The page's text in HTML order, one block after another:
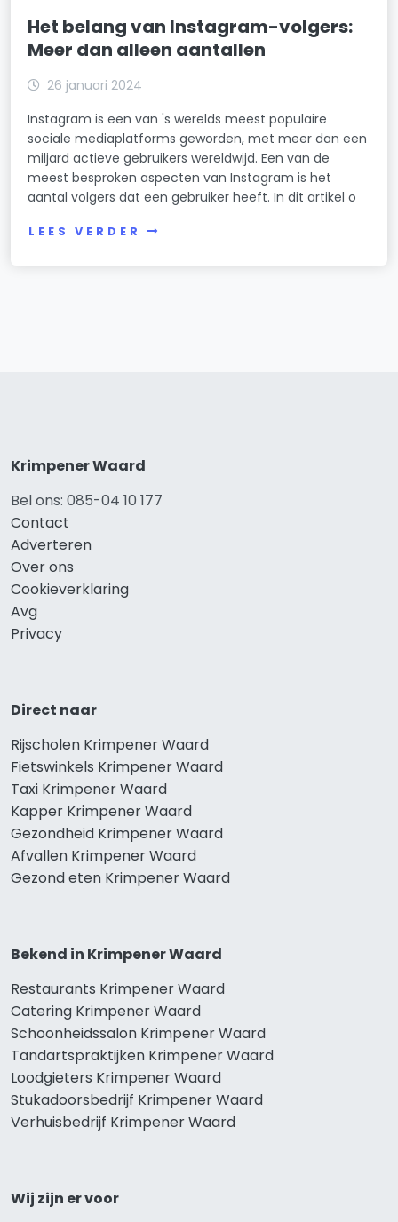
Het belang van Instagram-volgers:
Meer dan alleen aantallen
26 januari 2024
Instagram is een van 's werelds meest populaire
sociale mediaplatforms geworden, met meer dan een
miljard actieve gebruikers wereldwijd. Een van de
meest besproken aspecten van Instagram is het
aantal volgers dat een gebruiker heeft. In dit artikel o
LEES VERDER
Krimpener Waard
Bel ons: 085-04 10 177
Contact
Adverteren
Over ons
Cookieverklaring
Avg
Privacy
Direct naar
Rijscholen Krimpener Waard
Fietswinkels Krimpener Waard
Taxi Krimpener Waard
Kapper Krimpener Waard
Gezondheid Krimpener Waard
Afvallen Krimpener Waard
Gezond eten Krimpener Waard
Bekend in Krimpener Waard
Restaurants Krimpener Waard
Catering Krimpener Waard
Schoonheidssalon Krimpener Waard
Tandartspraktijken Krimpener Waard
Loodgieters Krimpener Waard
Stukadoorsbedrijf Krimpener Waard
Verhuisbedrijf Krimpener Waard
Wij zijn er voor